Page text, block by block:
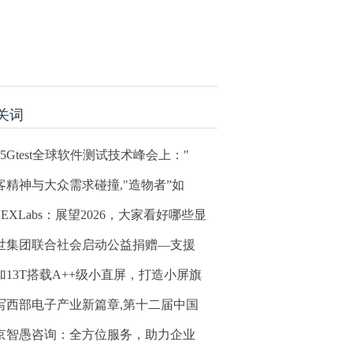
词
全球软件测试技术峰会上："
精神与大众需求碰撞,"造物者”如
：展望2026，大家看好哪些显
集团联合社会启动公益捐赠—支援
13T搭载A++级小直屏，打造小屏旗
西部电子产业新篇章,第十二届中国
智愚咨询：全方位服务，助力企业